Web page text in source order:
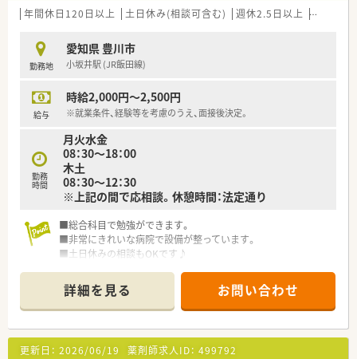
能な方、お昼休みはゆったり120分あります。
■転勤が無く、長く一か所で働きたい方におすすめの環境です。
■職員駐車場は無料で利用可能です。
年間休日120日以上 土日休み(相談可含む) 週休2.5日以上 週32h以
勤務地
愛知県 豊川市
小坂井駅 (JR飯田線)
給与
時給2,000円～2,500円
※就業条件、経験等を考慮のうえ、面接後決定。
勤務
時間
月火水金
08：30～18：00
木土
08：30～12：30
※上記の間で応相談。休憩時間：法定通り
■総合科目で勉強ができます。
■非常にきれいな病院で設備が整っています。
■土日休みの相談もOKです♪
■扶養内をご希望の方もお気軽にご相談ください。
■託児所や社員食堂もあり、
お子様がいらっしゃる方も働きやすい環境です。
■職員が働きやすい環境を整え、地域医療、福祉に貢献できるよ
う努めております。
詳細を見る お問い合わせ
更新日： 2026/06/19 薬剤師求人ID： 499792